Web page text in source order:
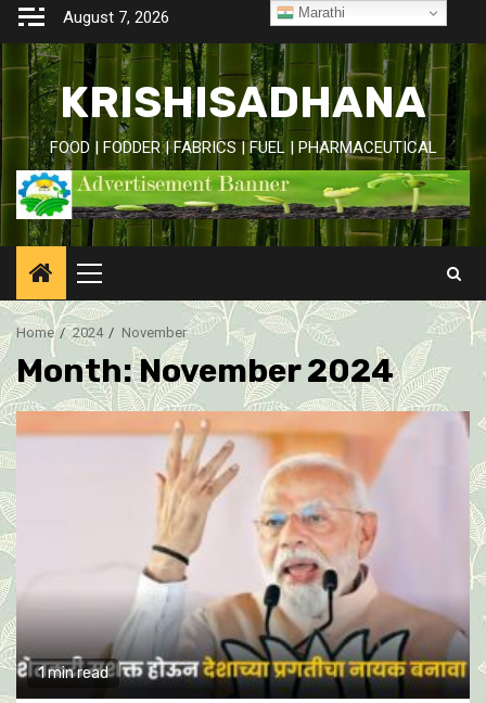
Skip
content
August 7, 2026
KRISHISADHANA
FOOD | FODDER | FABRICS | FUEL | PHARMACEUTICAL
Primary
Menu
Home 2024 November
Month:November 2024
1 min read
Marathi